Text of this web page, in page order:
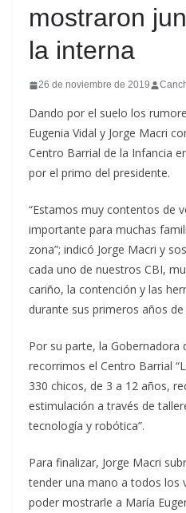
mostraron
la interna
26 de noviembre de 2019
Dando por el suelo los
Eugenia Vidal y Jorge Macri
Centro Barrial de la Infancia
por el primo del presidente.
“Estamos muy contentos de
importante para muchas
zona”; indicó Jorge Macri y
cada uno de nuestros CBI,
cariño, la contención y las
durante sus primeros años de
Por su parte, la Gobernadora
recorrimos el Centro Barrial
330 chicos, de 3 a 12 años,
estimulación a través de
tecnología y robótica”.
Para finalizar, Jorge Macri
tender una mano a todos los
poder mostrarle a María